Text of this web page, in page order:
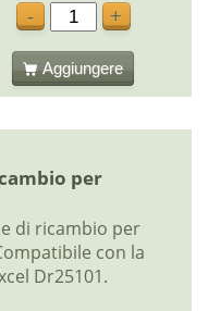
-
+
Aggiungere
per
di ricambio per
con la
Dr25101.